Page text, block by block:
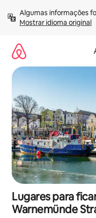
para
Mostrar idioma original
Lugares para
Warnemünde